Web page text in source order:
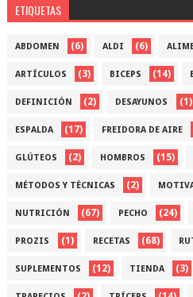
ETIQUETAS
ABDOMEN (6) ALDI (6)
ARTÍCULOS (3) BICEPS (14)
DEFINICIÓN (2) DESAYUNOS (1)
ESPALDA (17) FREIDORA DE AIRE
GLÚTEOS (2) HOMBROS (15)
MÉTODOS Y TÉCNICAS (2)
NUTRICIÓN (67) PECHO (24)
PROZIS (1) RECETAS (68)
SUPLEMENTOS (12) TIENDA (3)